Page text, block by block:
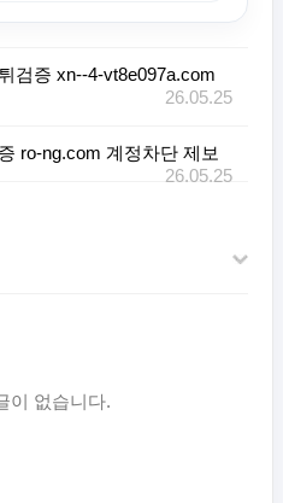
검증 xn--4-vt8e097a.com
26.05.25
ro-ng.com 계정차단 제보
26.05.25
이 없습니다.